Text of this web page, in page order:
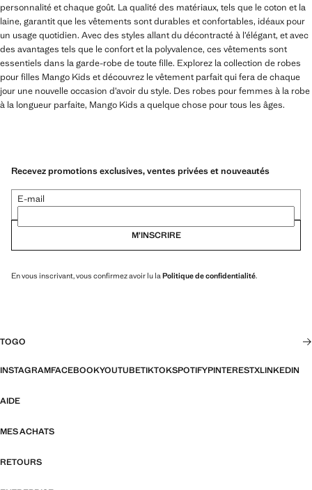
personnalité et chaque goût. La qualité des matériaux, tels que le coton et la
laine, garantit que les vêtements sont durables et confortables, idéaux pour
un usage quotidien. Avec des styles allant du décontracté à l’élégant, et avec
des avantages tels que le confort et la polyvalence, ces vêtements sont
essentiels dans la garde-robe de toute fille. Explorez la collection de robes
pour filles Mango Kids et découvrez le vêtement parfait qui fera de chaque
jour une nouvelle occasion d’avoir du style. Des robes pour femmes à la robe
à la longueur parfaite, Mango Kids a quelque chose pour tous les âges.
Recevez promotions exclusives, ventes privées et nouveautés
E-mail
M’INSCRIRE
En vous inscrivant, vous confirmez avoir lu la Politique de confidentialité.
TOGO
INSTAGRAMFACEBOOKYOUTUBETIKTOKSPOTIFYPINTERESTXLINKEDIN
AIDE
MES ACHATS
RETOURS